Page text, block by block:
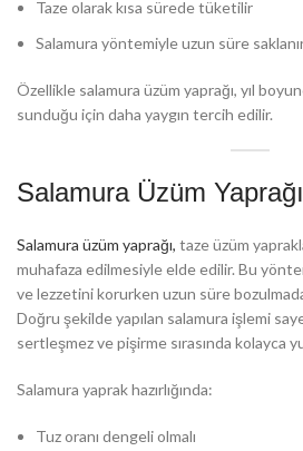
Taze olarak kısa sürede tüketilir
Salamura yöntemiyle uzun süre
Özellikle salamura üzüm yaprağı, yıl
sunduğu için daha yaygın tercih edilir.
Salamura Üzüm
Salamura üzüm yaprağı, taze üzüm
muhafaza edilmesiyle elde edilir. Bu
ve lezzetini korurken uzun süre
Doğru şekilde yapılan salamura işlemi
sertleşmez ve pişirme sırasında kolayca
Salamura yaprak hazırlığında:
Tuz oranı dengeli olmalı